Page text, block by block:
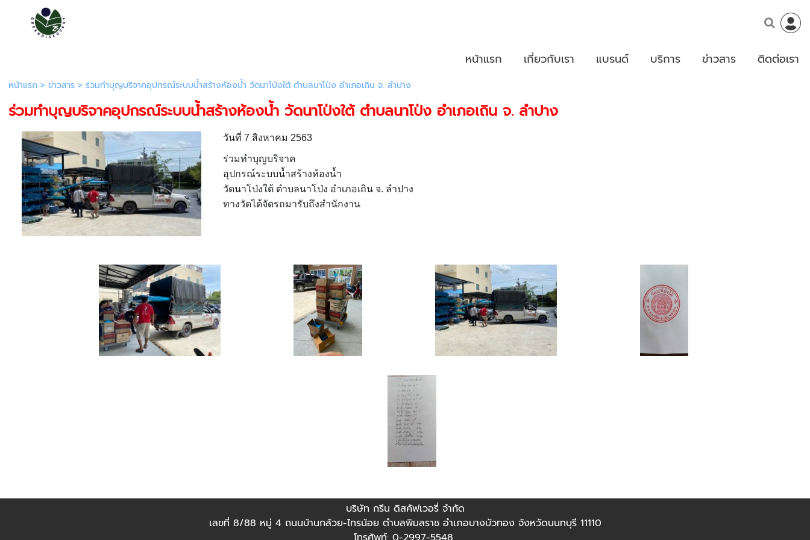
หน้าแรก เกี่ยวกับเรา แบรนด์ บริการ ข่าวสาร ติดต่อเรา
หน้าแรก > ข่าวสาร> ร่วมทำบุญบริจาคอุปกรณ์ระบบน้ำสร้างห้องน้ำ วัดนาโป่งใต้ ตำบลนาโป่ง อำเภอเถิน จ. ลำปาง
ร่วมทำบุญบริจาคอุปกรณ์ระบบน้ำสร้างห้องน้ำ วัดนาโป่งใต้ ตำบลนาโป่ง อำเภอเถิน จ. ลำปาง
วันที่ 7 สิงหาคม 2563
ร่วมทำบุญบริจาค
อุปกรณ์ระบบน้ำสร้างห้องน้ำ
วัดนาโป่งใต้ ตำบลนาโป่ง อำเภอเถิน จ. ลำปาง
ทางวัดได้จัดรถมารับถึงสำนักงาน
บริษัท กรีน ดิสคัฟเวอรี่ จำกัด
เลขที่ 8/88 หมู่ 4 ถนนบ้านกล้วย-ไทรน้อย ตำบลพิมลราช อำเภอบางบัวทอง จังหวัดนนทบุรี 11110